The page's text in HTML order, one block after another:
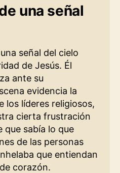
una señal
señal del cielo
de Jesús. Él
ante su
evidencia la
los líderes religiosos,
cierta frustración
que sabía lo que
de las personas
que entiendan
corazón.